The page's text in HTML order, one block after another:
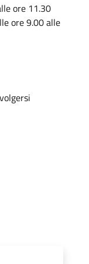
ore 11.30
ore 9.00 alle